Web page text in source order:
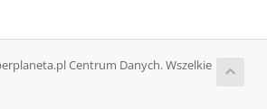
Centrum Danych. Wszelkie